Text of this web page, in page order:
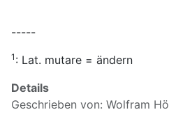
-----
1 : Lat. mutare = ändern
Details
Geschrieben von: Wolfram